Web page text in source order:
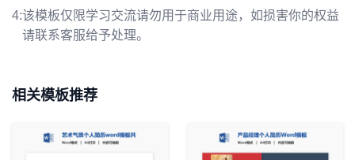
4:该模板仅限学习交流请勿用于商业用途，如损害你的权益
请联系客服给予处理。
相关模板推荐